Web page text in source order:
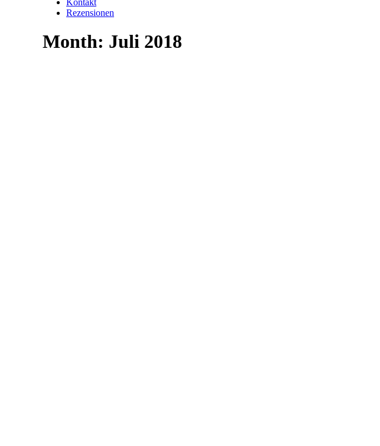
Kontakt
Rezensionen
Month: Juli 2018